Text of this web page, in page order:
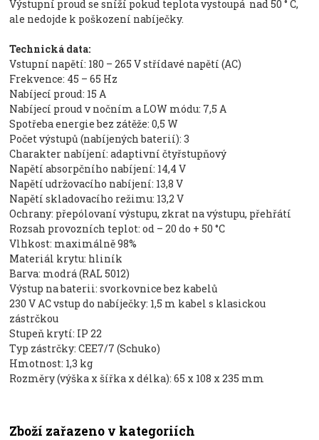
Výstupní proud se sníží pokud teplota vystoupá nad 50 ° C,
ale nedojde k poškození nabíječky.
Technická data:
Vstupní napětí: 180 – 265 V střídavé napětí (AC)
Frekvence: 45 – 65 Hz
Nabíjecí proud: 15 A
Nabíjecí proud v nočním a LOW módu: 7,5 A
Spotřeba energie bez zátěže: 0,5 W
Počet výstupů (nabíjených baterií): 3
Charakter nabíjení: adaptivní čtyřstupňový
Napětí absorpčního nabíjení: 14,4 V
Napětí udržovacího nabíjení: 13,8 V
Napětí skladovacího režimu: 13,2 V
Ochrany: přepólovaní výstupu, zkrat na výstupu, přehřátí
Rozsah provozních teplot: od – 20 do + 50 °C
Vlhkost: maximálně 98%
Materiál krytu: hliník
Barva: modrá (RAL 5012)
Výstup na baterii: svorkovnice bez kabelů
230 V AC vstup do nabíječky: 1,5 m kabel s klasickou
zástrčkou
Stupeň krytí: IP 22
Typ zástrčky: CEE7/7 (Schuko)
Hmotnost: 1,3 kg
Rozměry (výška x šířka x délka): 65 x 108 x 235 mm
Zboží zařazeno v kategoriích